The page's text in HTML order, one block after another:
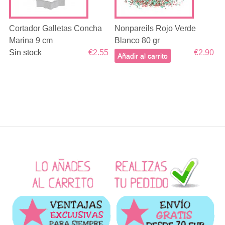
Cortador Galletas Concha
Marina 9 cm
€2.55
Sin stock
Nonpareils Rojo Verde
Blanco 80 gr
€2.90
Añadir al carrito